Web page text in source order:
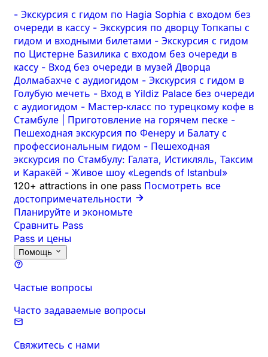
- Экскурсия с гидом по Hagia Sophia с входом без
очереди в кассу - Экскурсия по дворцу Топкапы с
гидом и входными билетами - Экскурсия с гидом
по Цистерне Базилика с входом без очереди в
кассу - Вход без очереди в музей Дворца
Долмабахче с аудиогидом - Экскурсия с гидом в
Голубую мечеть - Вход в Yildiz Palace без очереди
с аудиогидом - Мастер‑класс по турецкому кофе в
Стамбуле | Приготовление на горячем песке -
Пешеходная экскурсия по Фенеру и Балату с
профессиональным гидом - Пешеходная
экскурсия по Стамбулу: Галата, Истикляль, Таксим
и Каракёй - Живое шоу «Legends of Istanbul»
120+ attractions in one pass Посмотреть все
достопримечательности
Планируйте и экономьте
Сравнить Pass
Pass и цены
Помощь
Частые вопросы
Часто задаваемые вопросы
Свяжитесь с нами